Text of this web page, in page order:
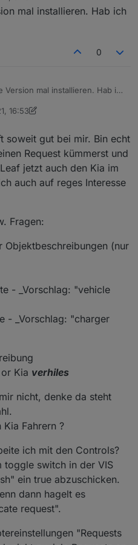
zu können :-)
mal installieren. Hab ich
0
Version mal installieren. Hab ich
16:53
soweit gut bei mir. Bin echt
Request kümmerst und
jetzt auch den Kia im
auch auf reges Interesse
Fragen:
Objektbeschreibungen (nur
- _Vorschlag: "vehicle
- _Vorschlag: "charger
Kia verhiles
nicht, denke da steht
Fahrern ?
ich mit den Controls?
toggle switch in der VIS
ein true abzuschicken.
dann hagelt es
request".
"Requests